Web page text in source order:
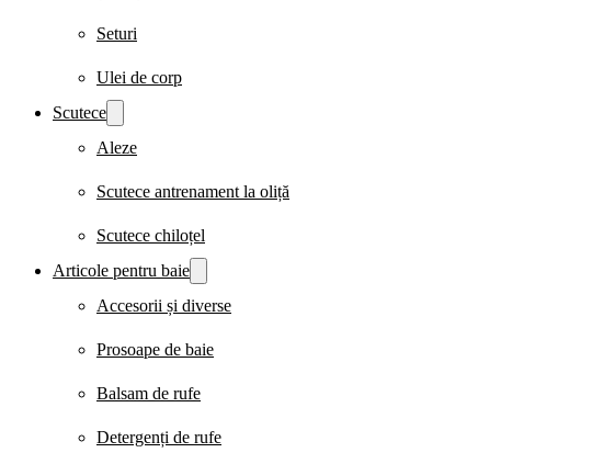
Seturi
Ulei de corp
Scutece
Aleze
Scutece antrenament la oliță
Scutece chiloțel
Articole pentru baie
Accesorii și diverse
Prosoape de baie
Balsam de rufe
Detergenți de rufe